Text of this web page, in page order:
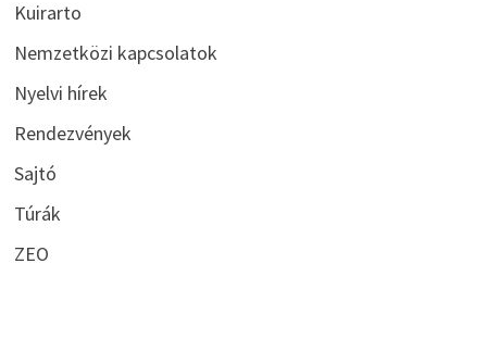
Kuirarto
Nemzetközi kapcsolatok
Nyelvi hírek
Rendezvények
Sajtó
Túrák
ZEO